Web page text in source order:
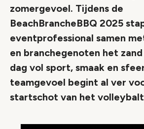
zomergevoel. Tijdens de
BeachBrancheBBQ 2025
eventprofessional samen
en branchegenoten het
dag vol sport, smaak en
teamgevoel begint al ver
startschot van het